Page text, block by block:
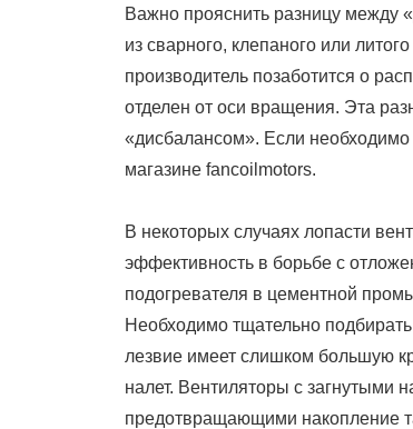
Важно прояснить разницу между
из сварного, клепаного или
производитель позаботится о
отделен от оси вращения. Эта
«дисбалансом». Если необходимо
магазине fancoilmotors.
В некоторых случаях лопасти
эффективность в борьбе с
подогревателя в цементной
Необходимо тщательно
лезвие имеет слишком большую
налет. Вентиляторы с загнутыми
предотвращающими накопление